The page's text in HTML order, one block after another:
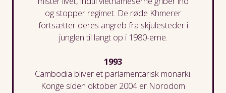
og stopper regimet. De røde Khmerer
fortsætter deres angreb fra skjulesteder i
junglentil langt op i 1980-erne.
1993
Cambodia bliver etparlamentarisk monarki.
Konge siden oktober 2004 er Norodom